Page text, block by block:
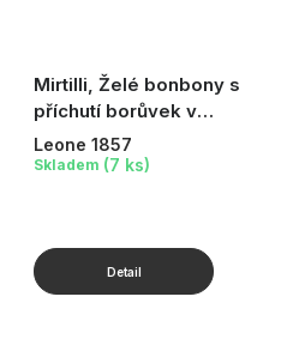
Mirtilli, Želé bonbony s
příchutí borůvek v
plechové dóze, 150 g
Leone 1857
Skladem (7 ks)